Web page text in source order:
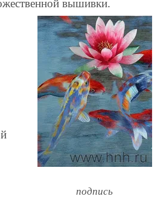
вышивки.
подпись